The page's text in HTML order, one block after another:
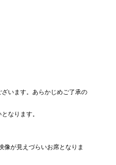
います。あらかじめご了承の
なります。
像が見えづらいお席となりま